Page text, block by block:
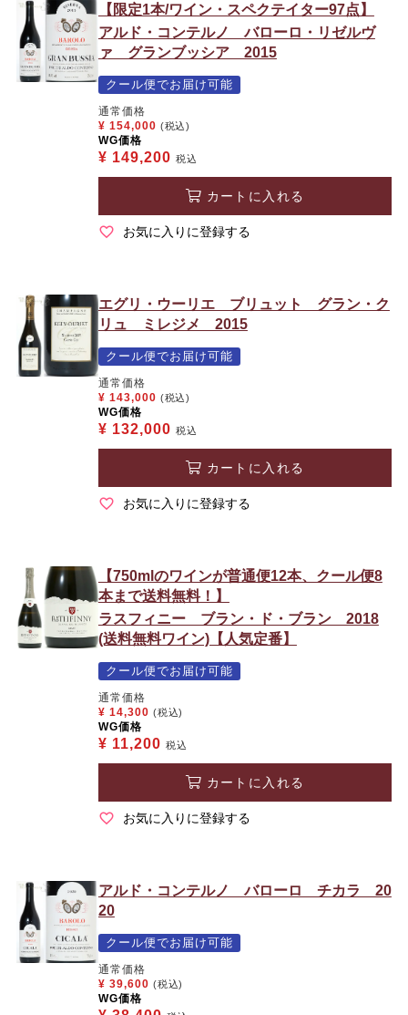
【限定1本/ワイン・スペクテイター97点】
アルド・コンテルノ バローロ・リゼルヴ
ァ グランブッシア 2015
クール便でお届け可能
通常価格
¥ 154,000 (税込)
WG価格
¥ 149,200 税込
カートに入れる
お気に入りに登録する
エグリ・ウーリエ ブリュット グラン・ク
リュ ミレジメ 2015
クール便でお届け可能
通常価格
¥ 143,000 (税込)
WG価格
¥ 132,000 税込
カートに入れる
お気に入りに登録する
【750mlのワインが普通便12本、クール便8
本まで送料無料！】
ラスフィニー ブラン・ド・ブラン 2018
(送料無料ワイン)【人気定番】
クール便でお届け可能
通常価格
¥ 14,300 (税込)
WG価格
¥ 11,200 税込
カートに入れる
お気に入りに登録する
アルド・コンテルノ バローロ チカラ 20
20
クール便でお届け可能
通常価格
¥ 39,600 (税込)
WG価格